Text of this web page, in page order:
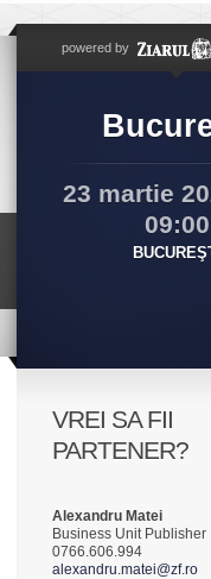
powered by
23 martie
09:00
VREI SA FII
PARTENER?
Alexandru Matei
Business Unit Publisher
0766.606.994
alexandru.matei@zf.ro